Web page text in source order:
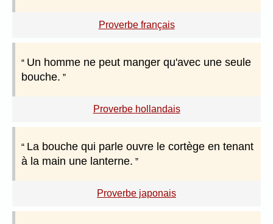
Proverbe français
Un homme ne peut manger qu'avec une seule
bouche.
Proverbe hollandais
La bouche qui parle ouvre le cortège en tenant
à la main une lanterne.
Proverbe japonais